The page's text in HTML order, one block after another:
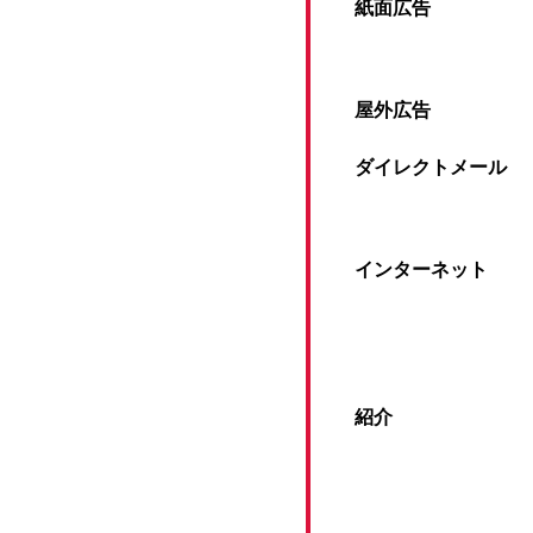
紙面広告
屋外広告
ダイレクトメール
インターネット
紹介